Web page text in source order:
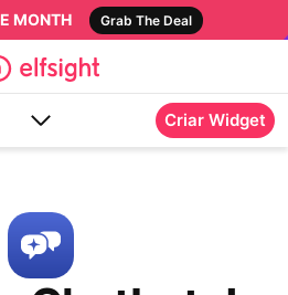
MONTH Grab The Deal
Criar Widget